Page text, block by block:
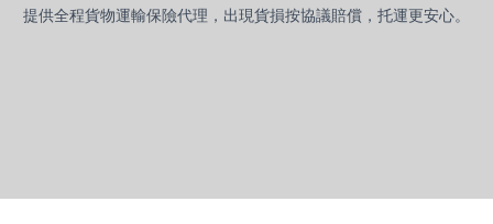
提供全程貨物運輸保險代理，出現貨損按協議賠償，托運更安心。